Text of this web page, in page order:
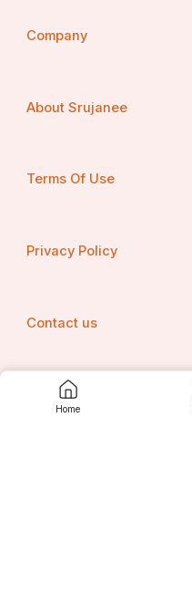
Home
Company
About Srujanee
Terms Of Use
Privacy Policy
Contact us
Srujanee